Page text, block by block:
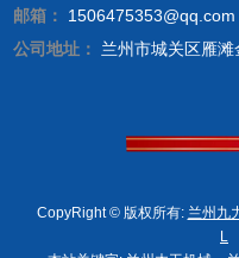
邮箱：
1506475353@qq.com
公司地址：
兰州市城关区雁
CopyRight © 版权所有: 兰州九
L